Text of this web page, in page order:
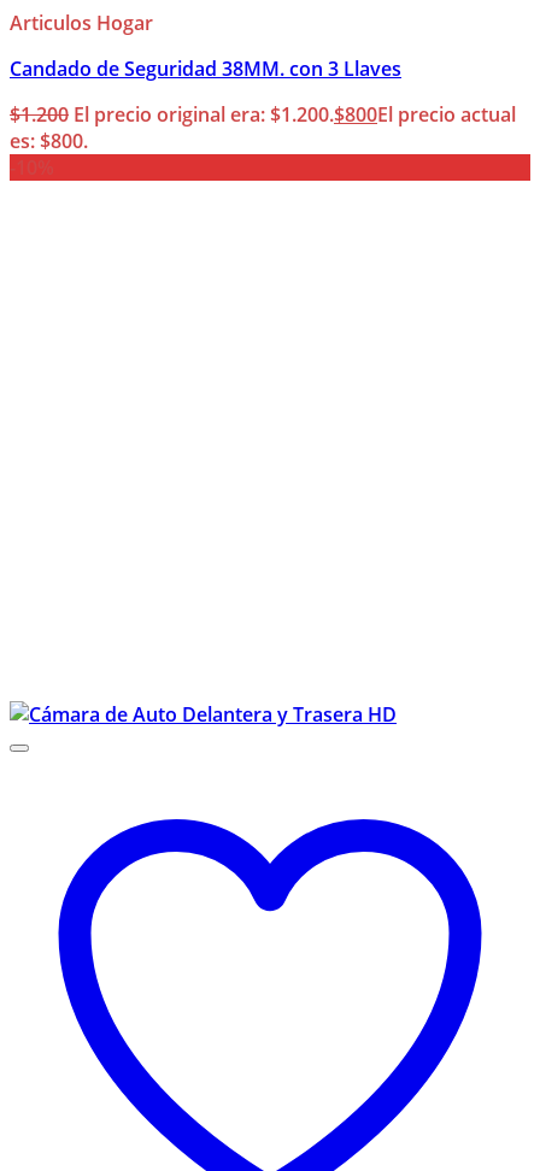
Articulos Hogar
Candado de Seguridad 38MM. con 3 Llaves
$1.200 El precio original era: $1.200.$800El precio actual
es: $800.